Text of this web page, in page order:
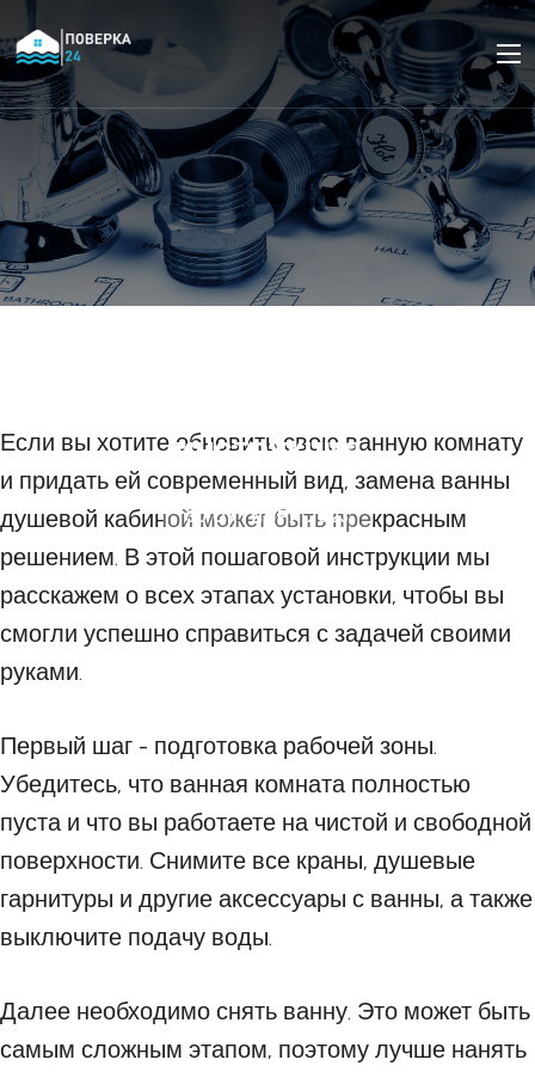
инструкция
30 ОКТЯБРЯ 2023
Если вы хотите обновить свою ванную комнату
и придать ей современный вид, замена ванны
душевой кабиной может быть прекрасным
решением. В этой пошаговой инструкции мы
расскажем о всех этапах установки, чтобы вы
смогли успешно справиться с задачей своими
руками.
Первый шаг - подготовка рабочей зоны.
Убедитесь, что ванная комната полностью
пуста и что вы работаете на чистой и свободной
поверхности. Снимите все краны, душевые
гарнитуры и другие аксессуары с ванны, а также
выключите подачу воды.
Далее необходимо снять ванну. Это может быть
самым сложным этапом, поэтому лучше нанять